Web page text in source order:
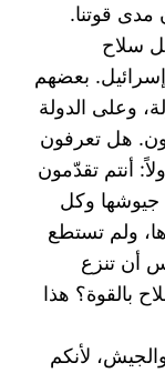
مدى قوتنا.‏
سلاح
بعضهم
وعلى الدولة
هل تعرفون
أنتم تقدّمون
جيوشها وكل
ولم تستطع
أن تنزع
بالقوة؟ هذا
لأنكم